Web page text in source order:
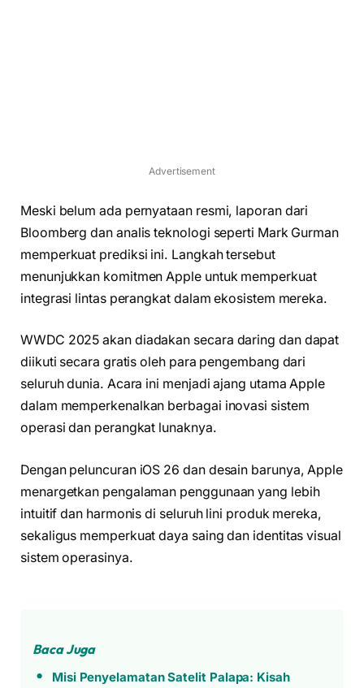
Advertisement
Meski belum ada pernyataan resmi, laporan dari
Bloomberg dan analis teknologi seperti Mark Gurman
memperkuat prediksi ini. Langkah tersebut
menunjukkan komitmen Apple untuk memperkuat
integrasi lintas perangkat dalam ekosistem mereka.
WWDC 2025 akan diadakan secara daring dan dapat
diikuti secara gratis oleh para pengembang dari
seluruh dunia. Acara ini menjadi ajang utama Apple
dalam memperkenalkan berbagai inovasi sistem
operasi dan perangkat lunaknya.
Dengan peluncuran iOS 26 dan desain barunya, Apple
menargetkan pengalaman penggunaan yang lebih
intuitif dan harmonis di seluruh lini produk mereka,
sekaligus memperkuat daya saing dan identitas visual
sistem operasinya.
Baca Juga
Misi Penyelamatan Satelit Palapa: Kisah